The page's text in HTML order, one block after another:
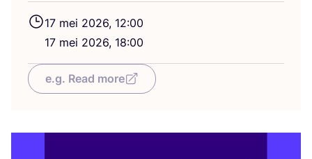
17 mei 2026, 12:00
17 mei 2026, 18:00
e.g. Read more